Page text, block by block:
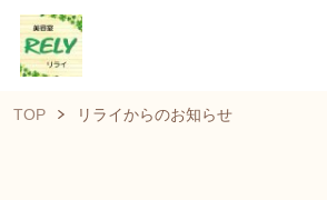
TOP リライからのお知らせ